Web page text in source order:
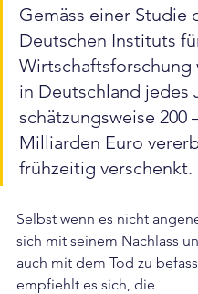
Gemäss einer Studie
Deutschen Instituts
Wirtschaftsforschung
in Deutschland jedes
schätzungsweise 200
Milliarden Euro
frühzeitig verschenkt.
Selbst wenn es nicht
sich mit seinem Nachlass
auch mit dem Tod zu
empfiehlt es sich, die